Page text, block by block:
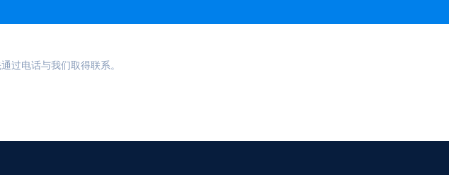
过电话与我们取得联系。